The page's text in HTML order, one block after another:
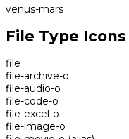
venus-mars
File Type Icons
file
file-archive-o
file-audio-o
file-code-o
file-excel-o
file-image-o